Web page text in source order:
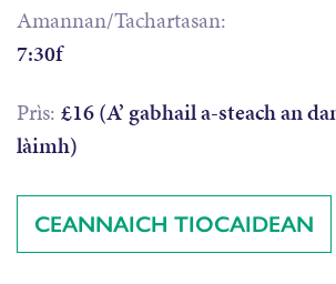
Amannan/Tachartasan:
7:30f
Prìs: £16 (A’ gabhail a-steach an
làimh)
CEANNAICH TIOCAIDEAN